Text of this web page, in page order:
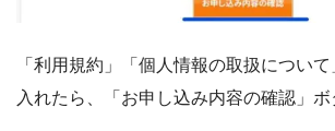
「利用規約」「個人情報の取扱につい
入れたら、「お申し込み内容の確認」ボ